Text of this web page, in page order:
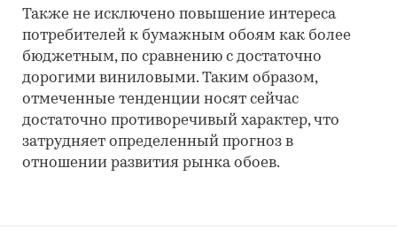
Также не исключено повышение интереса
потребителей к бумажным обоям как более
бюджетным, по сравнению с достаточно
дорогими виниловыми. Таким образом,
отмеченные тенденции носят сейчас
достаточно противоречивый характер, что
затрудняет определенный прогноз в
отношении развития рынка обоев.